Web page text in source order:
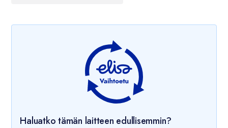
Haluatko tämän laitteen edullisemmin?